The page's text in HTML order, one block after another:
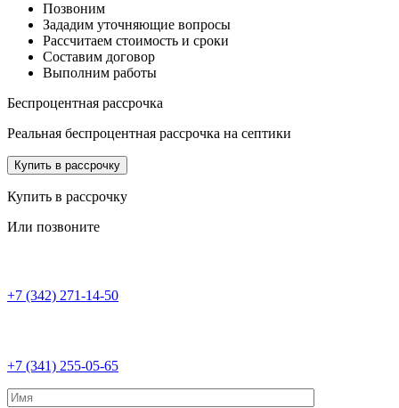
Позвоним
Зададим уточняющие вопросы
Рассчитаем стоимость и сроки
Составим договор
Выполним работы
Беспроцентная рассрочка
Реальная беспроцентная рассрочка на септики
Купить в рассрочку
Купить в рассрочку
Или позвоните
+7 (342) 271-14-50
+7 (341) 255-05-65